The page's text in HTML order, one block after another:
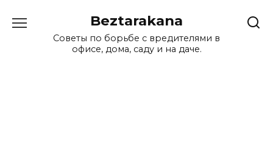
содержанию
Beztarakana
Советы по борьбе с вредителями в
офисе, дома, саду и на даче.